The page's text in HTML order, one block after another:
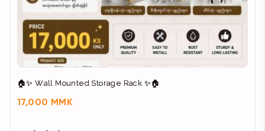
🏠✨ Wall Mounted Storage Rack ✨🏠
17,000 MMK